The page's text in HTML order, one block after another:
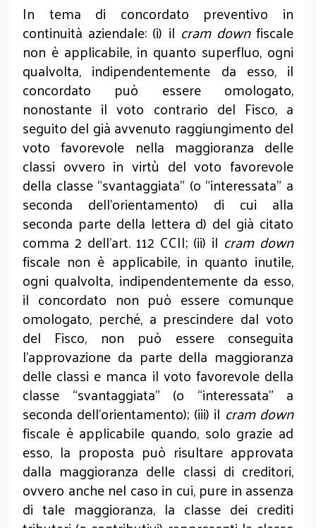
In tema di concordato preventivo in
continuità aziendale: (i) il cram downfiscale
non è applicabile, in quanto superfluo, ogni
qualvolta, indipendentemente da esso, il
concordato può essere omologato,
nonostante il voto contrario del Fisco, a
seguito del già avvenuto raggiungimento del
voto favorevole nella maggioranza delle
classi ovvero in virtù del voto favorevole
della classe “svantaggiata” (o “interessata” a
seconda dell’orientamento) di cui alla
seconda parte della lettera d) del già citato
comma 2 dell’art. 112 CCII; (ii) il cram down
fiscale non è applicabile, in quanto inutile,
ogni qualvolta, indipendentemente da esso,
il concordato non può essere comunque
omologato, perché, a prescindere dal voto
del Fisco, non può essere conseguita
l’approvazione da parte della maggioranza
delle classi e manca il voto favorevole della
classe “svantaggiata” (o “interessata” a
seconda dell’orientamento); (iii) il cram down
fiscale è applicabile quando, solo grazie ad
esso, la proposta può risultare approvata
dalla maggioranza delle classi di creditori,
ovvero anche nel caso in cui, pure in assenza
di tale maggioranza, la classe dei crediti